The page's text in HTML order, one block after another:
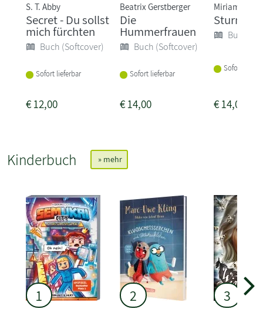
S. T. Abby
Secret - Du sollst
mich fürchten
Buch (Softcover)
Sofort lieferbar
€12,00
Beatrix Gerstberger
Die
Hummerfrauen
Buch (Softcover)
Sofort lieferbar
€14,00
Miriam
Buch
Sofort
€14,00
Kinderbuch » mehr
1 2 3